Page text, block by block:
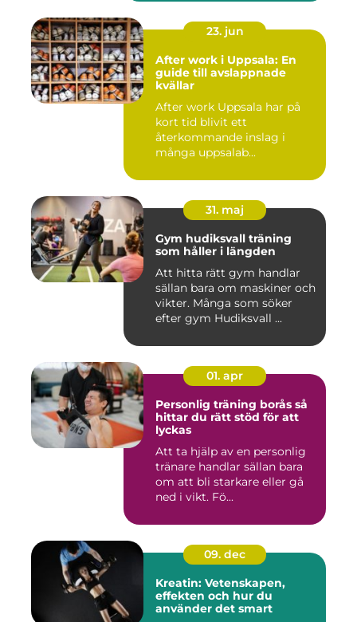
23. jun
After work i Uppsala: En
guide till avslappnade
kvällar
After work Uppsala har på
kort tid blivit ett
återkommande inslag i
många uppsalab...
31. maj
Gym hudiksvall träning
som håller i längden
Att hitta rätt gym handlar
sällan bara om maskiner och
vikter. Många som söker
efter gym Hudiksvall ...
01. apr
Personlig träning borås så
hittar du rätt stöd för att
lyckas
Att ta hjälp av en personlig
tränare handlar sällan bara
om att bli starkare eller gå
ned i vikt. Fö...
09. dec
Kreatin: Vetenskapen,
effekten och hur du
använder det smart